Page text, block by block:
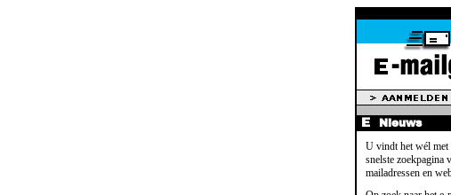
Nieuws
U vindt het wél
snelste zoekpagina
mailadressen en